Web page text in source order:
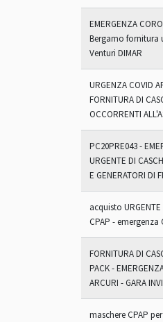
EMERGENZA
Bergamo fornitura
Venturi DIMAR
URGENZA COVID
FORNITURA DI
OCCORRENTI
PC20PRE043 -
URGENTE DI
E GENERATORI DI
acquisto URGENTE
CPAP - emergenza
FORNITURA DI
PACK -
ARCURI - GARA
maschere CPAP